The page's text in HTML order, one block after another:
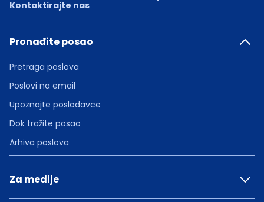
Kontaktirajte nas
Pronađite posao
Pretraga poslova
Poslovi na email
Upoznajte poslodavce
Dok tražite posao
Arhiva poslova
Za medije